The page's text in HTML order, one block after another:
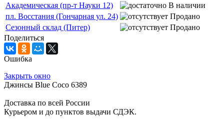
Академическая (пр-т Науки 12)
В наличии
пл. Восстания (Гончарная ул. 24)
Продано
Сезонный склад (Питер)
Продано
Поделиться
Ошибка
Закрыть окно
Джинсы Blue Coco 6389
Доставка по всей России
Курьером и до пунктов выдачи СДЭК.